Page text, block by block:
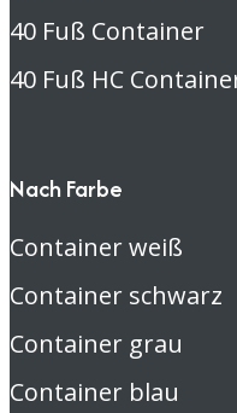
40 Fuß Container
40 Fuß HC
Nach Farbe
Container weiß
Container schwarz
Container grau
Container blau